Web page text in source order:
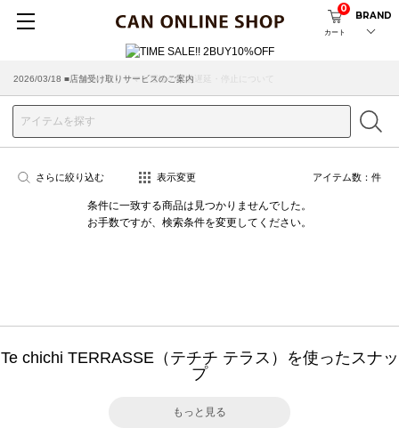
カート
0
BRAND
2026/07/29 ■【お知らせ】ヤマト運輸の配送遅延・停止について
2026/03/18 ■店舗受け取りサービスのご案内
さらに絞り込む 表示変更 アイテム数： 件
条件に一致する商品は見つかりませんでした。
お手数ですが、検索条件を変更してください。
Te chichi TERRASSE（テチチ テラス）を使ったスナッ
プ
もっと見る